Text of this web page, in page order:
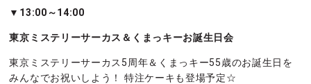
▼13:00～14:00
東京ミステリーサーカス＆くまっキーお誕生日会
東京ミステリーサーカス5周年＆くまっキー55歳のお誕生日を
みんなでお祝いしよう！ 特注ケーキも登場予定☆